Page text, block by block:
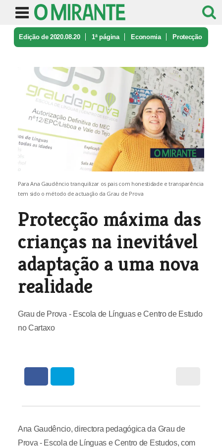
Edição de 2020.08.20 1ª página Economia Protecção
Para Ana Gaudêncio tranquilizar os pais com honestidade e transparência
tem sido o método de actuação da Grau de Prova
Protecção máxima das
crianças na inevitável
adaptação a uma nova
realidade
Grau de Prova - Escola de Línguas e Centro de Estudo
no Cartaxo
Ana Gaudêncio, directora pedagógica da Grau de
Prova - Escola de Línguas e Centro de Estudos, com